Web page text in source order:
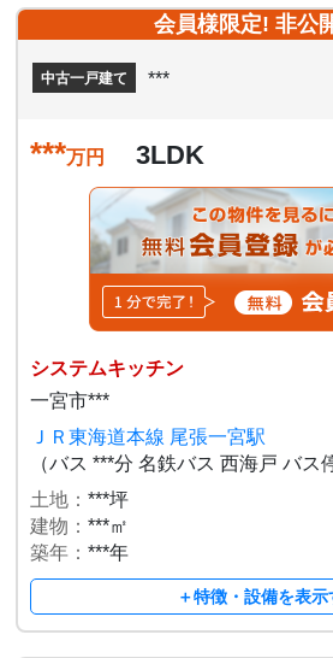
会員様限定! 非公
中古一戸建て ***
***万円 3LDK
システムキッチン
一宮市***
ＪＲ東海道本線 尾張一宮駅
（バス ***分 名鉄バス 西海戸 バス
土地：***坪
建物：***㎡
築年：***年
＋特徴・設備を表示